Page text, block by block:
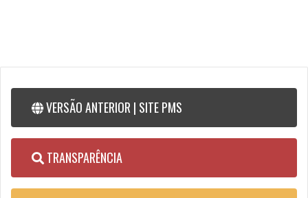
VERSÃO ANTERIOR | SITE PMS
TRANSPARÊNCIA